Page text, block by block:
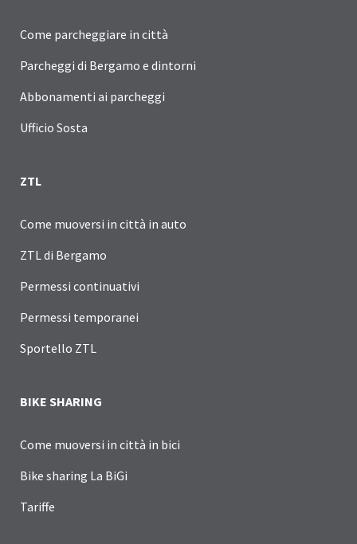
Come parcheggiare in città
Parcheggi di Bergamo e dintorni
Abbonamenti ai parcheggi
Ufficio Sosta
ZTL
Come muoversi in città in auto
ZTL di Bergamo
Permessi continuativi
Permessi temporanei
Sportello ZTL
BIKE SHARING
Come muoversi in città in bici
Bike sharing La BiGi
Tariffe